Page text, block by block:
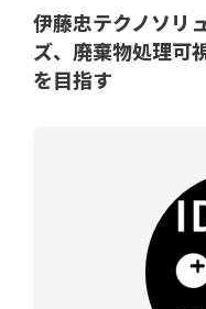
伊藤忠テクノソリ
ズ、廃棄物処理可
を目指す